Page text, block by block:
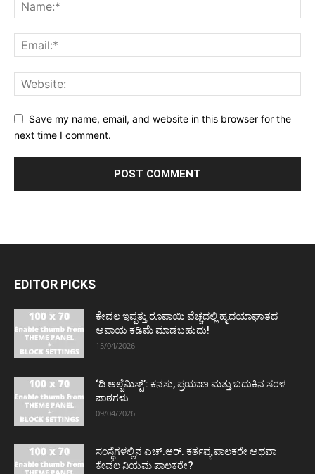
Save my name, email, and website in this browser for the
next time I comment.
EDITOR PICKS
ಕೇವಲ ಇಪ್ಪತ್ತು ರೂಪಾಯಿ ವೆಚ್ಚದಲ್ಲಿ ಹೃದಯಾಘಾತದ
ಅಪಾಯ ಕಡಿಮೆ ಮಾಡಬಹುದು!
15/04/2026
‘ದಿ ಅಲ್ಚೆಮಿಸ್ಟ್’: ಕನಸು, ಪ್ರಯಾಣ ಮತ್ತು ಬದುಕಿನ ಸರಳ
ಪಾಠಗಳು
09/04/2026
ಸಂಸ್ಥೆಗಳಲ್ಲಿನ ಎಚ್.ಆರ್. ಕರ್ತವ್ಯ ಪಾಲಕರೇ ಅಥವಾ
ಕೇವಲ ನಿಯಮ ಪಾಲಕರೇ?